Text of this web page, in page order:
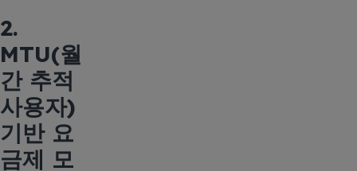
2.
MTU(월
간 추적
사용자)
기반 요
금제 모